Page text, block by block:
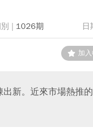
1026期
加
新。近來市場熱推